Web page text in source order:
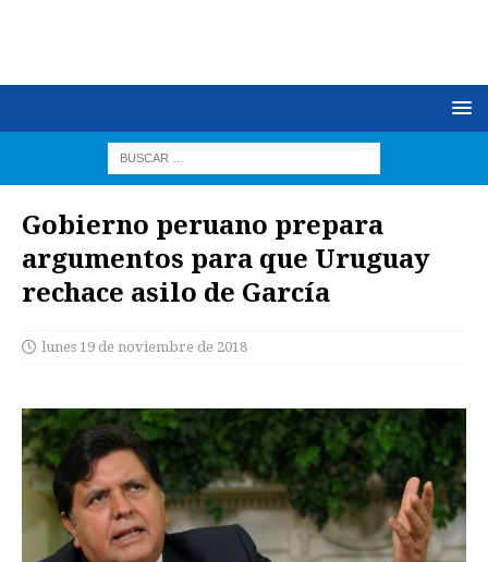
Gobierno peruano prepara
argumentos para que Uruguay
rechace asilo de García
lunes 19 de noviembre de 2018